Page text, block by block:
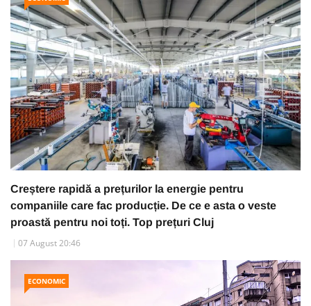
Creștere rapidă a prețurilor la energie pentru
companiile care fac producție. De ce e asta o veste
proastă pentru noi toți. Top prețuri Cluj
07 August 20:46
ECONOMIC